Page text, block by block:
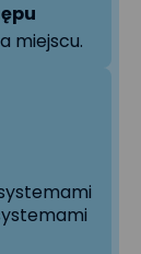
miejscu.